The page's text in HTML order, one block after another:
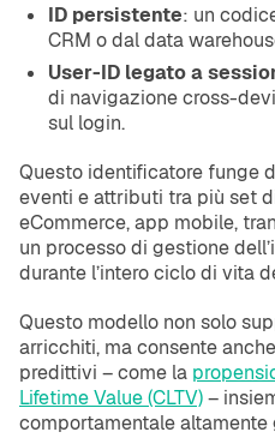
ID persistente: un
CRM o dal data
User-ID legato a
di navigazione cross-
sul login.
Questo identificatore funge
eventi e attributi tra più set
eCommerce, app mobile,
un processo di gestione
durante l’intero ciclo di vita
Questo modello non solo
arricchiti, ma consente
predittivi – come la
Lifetime Value (CLTV)–
comportamentale altamente